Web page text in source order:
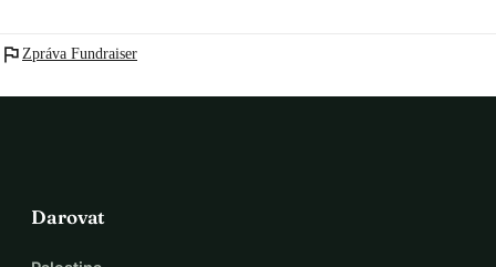
flag Zpráva Fundraiser
Darovat